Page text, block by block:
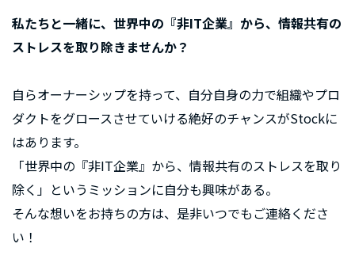
私たちと一緒に、世界中の『非IT企業』から、情報共有の
ストレスを取り除きませんか？
自らオーナーシップを持って、自分自身の力で組織やプロ
ダクトをグロースさせていける絶好のチャンスがStockに
はあります。
「世界中の『非IT企業』から、情報共有のストレスを取り
除く」というミッションに自分も興味がある。
そんな想いをお持ちの方は、是非いつでもご連絡くださ
い！